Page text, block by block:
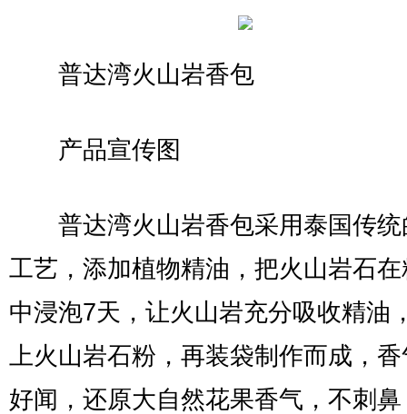
普达湾火山岩香包
产品宣传图
普达湾火山岩香包采用泰国传统
工艺，添加植物精油，把火山岩石
中浸泡7天，让火山岩充分吸收精油
上火山岩石粉，再装袋制作而成，
好闻，还原大自然花果香气，不刺